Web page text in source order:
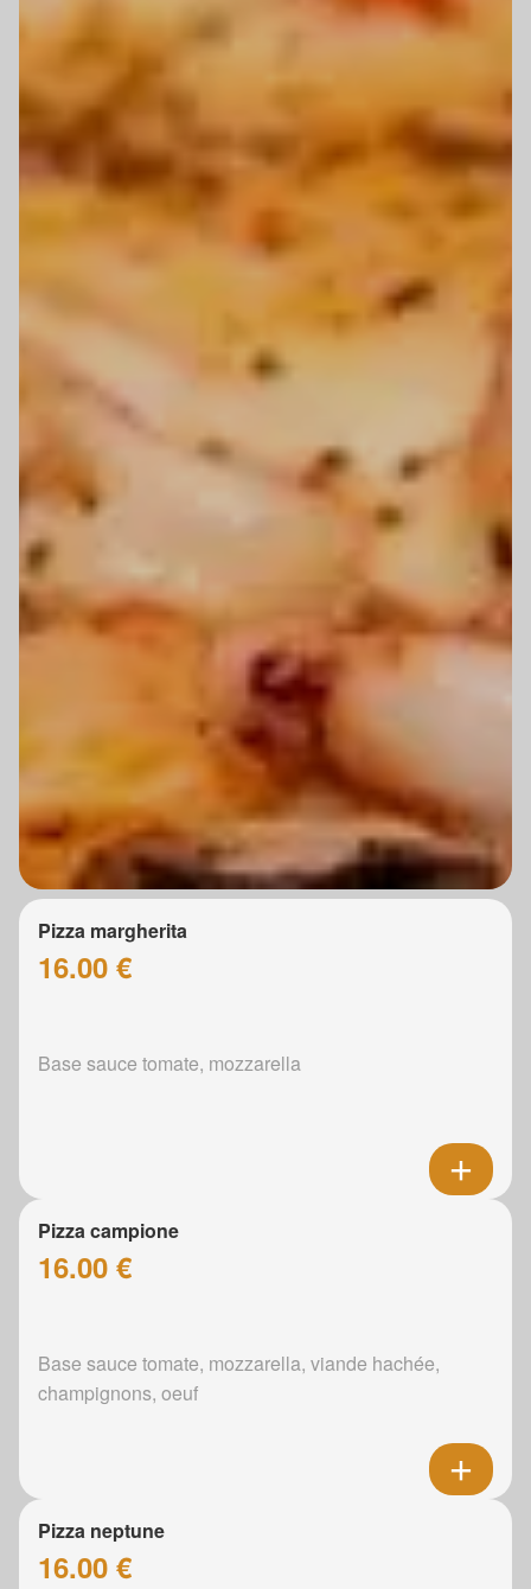
Pizza margherita
16.00 €
Base sauce tomate, mozzarella
Pizza campione
16.00 €
Base sauce tomate, mozzarella, viande hachée,
champignons, oeuf
Pizza neptune
16.00 €